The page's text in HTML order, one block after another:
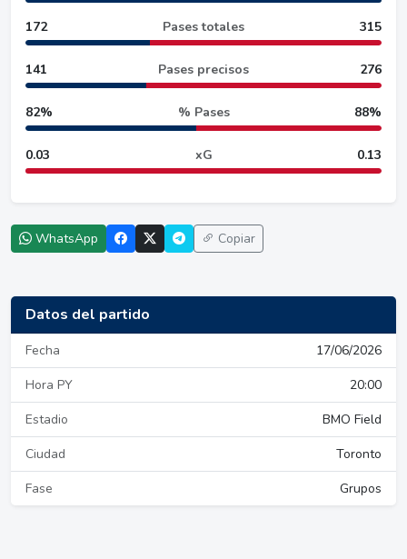
172 Pases totales 315
141 Pases precisos 276
82% % Pases 88%
0.03 xG 0.13
WhatsApp Copiar
Datos del partido
Fecha
17/06/2026
Hora PY
20:00
Estadio
BMO Field
Ciudad
Toronto
Fase
Grupos